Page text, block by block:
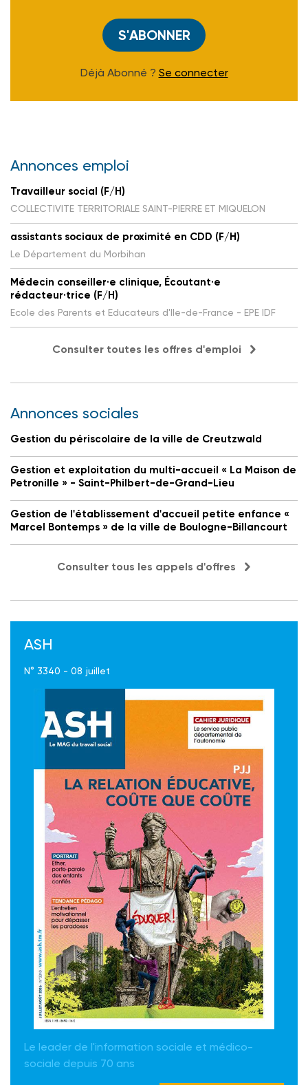
S'ABONNER
Déjà Abonné ? Se connecter
Annonces emploi
Travailleur social (F/H)
COLLECTIVITE TERRITORIALE SAINT-PIERRE ET MIQUELON
assistants sociaux de proximité en CDD (F/H)
Le Département du Morbihan
Médecin conseiller·e clinique, Écoutant·e
rédacteur·trice (F/H)
Ecole des Parents et Educateurs d'Ile-de-France - EPE IDF
Consulter toutes les offres d'emploi
Annonces sociales
Gestion du périscolaire de la ville de Creutzwald
Gestion et exploitation du multi-accueil « La Maison de
Petronille » - Saint-Philbert-de-Grand-Lieu
Gestion de l'établissement d'accueil petite enfance «
Marcel Bontemps » de la ville de Boulogne-Billancourt
Consulter tous les appels d'offres
ASH
N° 3340 - 08 juillet
Le leader de l'information sociale et médico-
sociale depuis 70 ans